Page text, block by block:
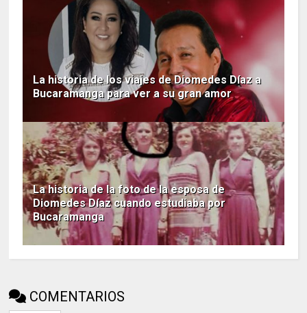
La historia de los viajes de Diomedes Díaz a
Bucaramanga para ver a su gran amor
La historia de la foto de la esposa de
Diomedes Díaz cuando estudiaba por
Bucaramanga
COMENTARIOS